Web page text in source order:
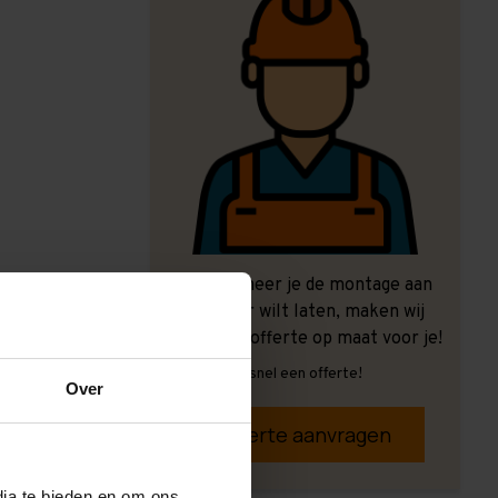
Over
Ook wanneer je de montage aan
ons over wilt laten, maken wij
graag een offerte op maat voor je!
Vrijblijvend, snel een offerte!
Offerte aanvragen